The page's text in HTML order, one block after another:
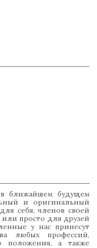
ближайшем будущем
и оригинальный
себя, членов своей
просто для друзей
у нас принесут
любых профессий,
положения, а также